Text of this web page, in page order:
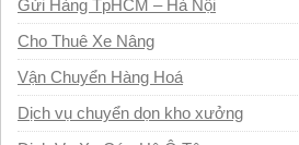
Gửi Hàng TpHCM – Hà Nội
Cho Thuê Xe Nâng
Vận Chuyển Hàng Hoá
Dịch vụ chuyển dọn kho xưởng